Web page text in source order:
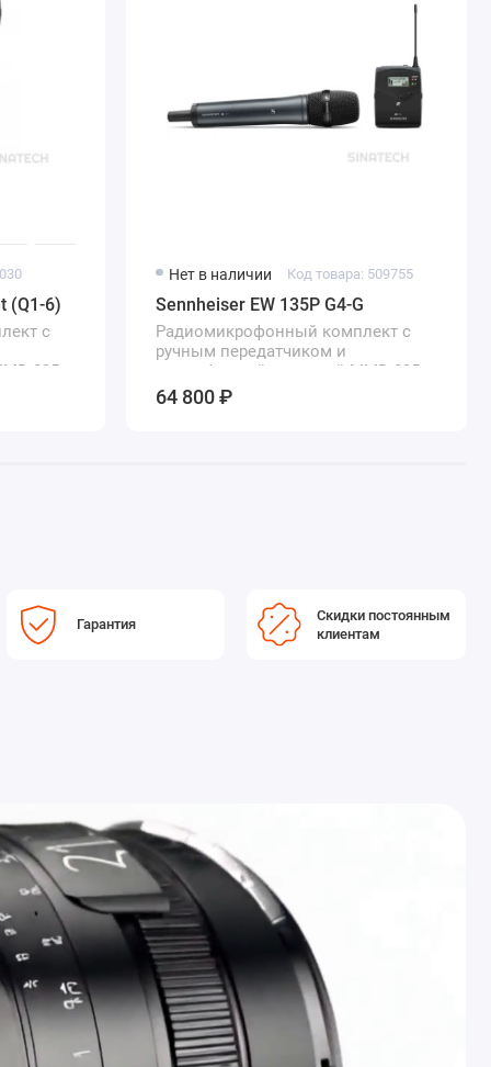
(Q1-6)
с
835
Нет в наличии Код товара: 509755
Sennheiser EW 135P G4-G
Радиомикрофонный комплект с
ручным передатчиком и
микрофонной головкой MMD 835
64 800 ₽
Гарантия
Скидки постоянным
клиентам